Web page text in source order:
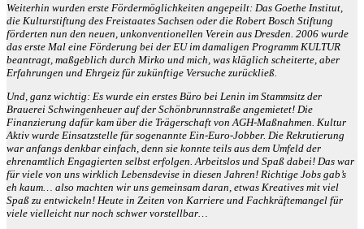
Weiterhin wurden erste Fördermöglichkeiten angepeilt: Das Goethe Institut,
die Kulturstiftung des Freistaates Sachsen oder die Robert Bosch Stiftung
förderten nun den neuen, unkonventionellen Verein aus Dresden. 2006 wurde
das erste Mal eine Förderung bei der EU im damaligen Programm KULTUR
beantragt, maßgeblich durch Mirko und mich, was kläglich scheiterte, aber
Erfahrungen und Ehrgeiz für zukünftige Versuche zurückließ.
Und, ganz wichtig: Es wurde ein erstes Büro bei Lenin im Stammsitz der
Brauerei Schwingenheuer auf der Schönbrunnstraße angemietet! Die
Finanzierung dafür kam über die Trägerschaft von AGH-Maßnahmen. Kultur
Aktiv wurde Einsatzstelle für sogenannte Ein-Euro-Jobber. Die Rekrutierung
war anfangs denkbar einfach, denn sie konnte teils aus dem Umfeld der
ehrenamtlich Engagierten selbst erfolgen. Arbeitslos und Spaß dabei! Das war
für viele von uns wirklich Lebensdevise in diesen Jahren! Richtige Jobs gab’s
eh kaum… also machten wir uns gemeinsam daran, etwas Kreatives mit viel
Spaß zu entwickeln! Heute in Zeiten von Karriere und Fachkräftemangel für
viele vielleicht nur noch schwer vorstellbar…